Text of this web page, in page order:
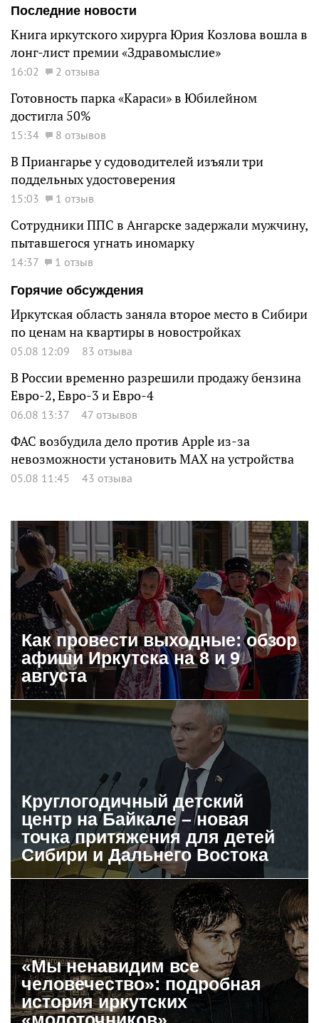
Последние новости
Книга иркутского хирурга Юрия Козлова вошла в
лонг-лист премии «Здравомыслие»
16:02 2 отзыва
Готовность парка «Караси» в Юбилейном
достигла 50%
15:34 8 отзывов
В Приангарье у судоводителей изъяли три
поддельных удостоверения
15:03 1 отзыв
Сотрудники ППС в Ангарске задержали мужчину,
пытавшегося угнать иномарку
14:37
1 отзыв
Горячие обсуждения
Иркутская область заняла второе место в Сибири
по ценам на квартиры в новостройках
05.08 12:09 83 отзыва
В России временно разрешили продажу бензина
Евро-2, Евро-3 и Евро-4
06.08 13:37 47 отзывов
ФАС возбудила дело против Apple из-за
невозможности установить MAX на устройства
05.08 11:45 43 отзыва
Как провести выходные: обзор
афиши Иркутска на 8 и 9
августа
Круглогодичный детский
центр на Байкале – новая
точка притяжения для детей
Сибири и Дальнего Востока
«Мы ненавидим все
человечество»: подробная
история иркутских